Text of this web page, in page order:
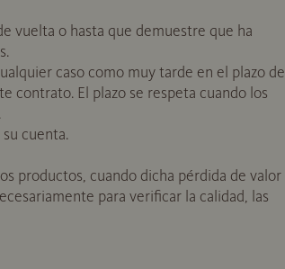
vuelta o hasta que demuestre que ha
caso como muy tarde en el plazo de
contrato. El plazo se respeta cuando los
cuenta.
productos, cuando dicha pérdida de valor
para verificar la calidad, las